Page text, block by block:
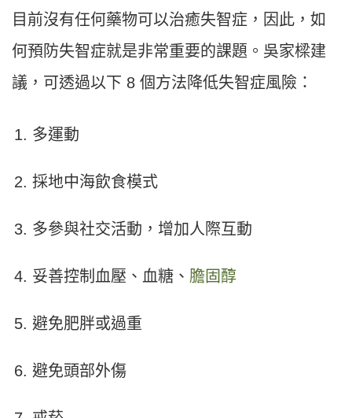
目前沒有任何藥物可以治癒失智症，因此，如
何預防失智症就是非常重要的課題。吳家樑建
議，可透過以下 8 個方法降低失智症風險：
多運動
採地中海飲食模式
多參與社交活動，增加人際互動
妥善控制血壓、血糖、 膽固醇
避免肥胖或過重
避免頭部外傷